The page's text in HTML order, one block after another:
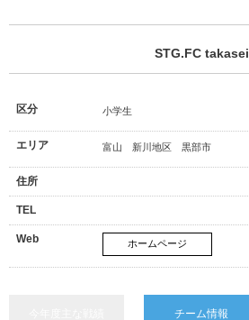
STG.FC takasei
区分 小学生
エリア 富山 新川地区 黒部市
住所
TEL
Web ホームページ
チーム情報